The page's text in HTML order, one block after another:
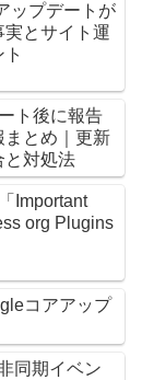
ップデートが
とサイト運
ト後に報告
まとめ｜更新
と対処法
Important
org Plugins
コアアップ
同期イベン